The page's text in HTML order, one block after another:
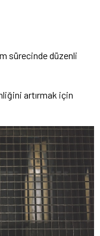
sürecinde düzenli
artırmak için